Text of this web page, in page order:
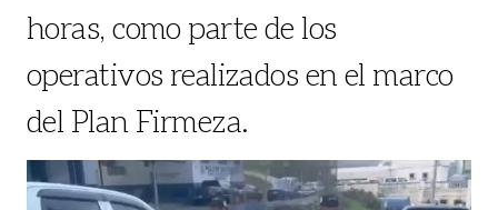
horas, como parte de los
operativos realizados en el marco
del Plan Firmeza.